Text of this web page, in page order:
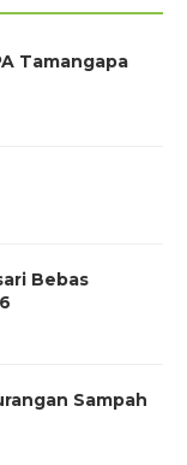
Tamangapa
Bebas
Sampah